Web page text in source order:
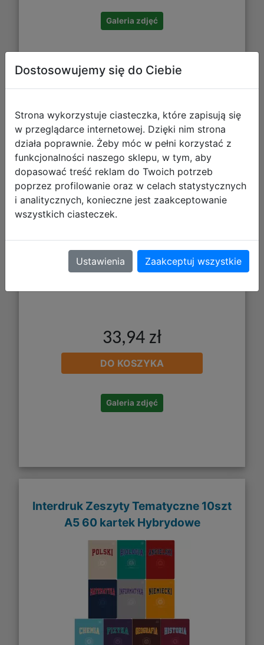
Galeria zdjęć
Coolpack Campus Piórnik Tuba
Usztywniona z Organizerem Black
F062877
33,94 zł
DO KOSZYKA
Galeria zdjęć
Interdruk Zeszyty Tematyczne 10szt
A5 60 kartek Hybrydowe
Dostosowujemy się do Ciebie
Strona wykorzystuje ciasteczka, które zapisują się
w przeglądarce internetowej. Dzięki nim strona
działa poprawnie. Żeby móc w pełni korzystać z
funkcjonalności naszego sklepu, w tym, aby
dopasować treść reklam do Twoich potrzeb
poprzez profilowanie oraz w celach statystycznych
i analitycznych, konieczne jest zaakceptowanie
wszystkich ciasteczek.
Ustawienia Zaakceptuj wszystkie